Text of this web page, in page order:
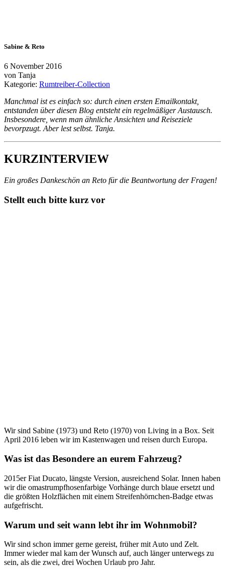
Sabine & Reto
6 November 2016
von Tanja
Kategorie: Rumtreiber-Collection
Manchmal ist es einfach so: durch einen ersten Emailkontakt,
entstanden über diesen Blog entsteht ein regelmäßiger Austausch.
Insbesondere, wenn man ähnliche Ansichten und Reiseziele
bevorpzugt. Aber lest selbst. Tanja.
KURZINTERVIEW
Ein großes Dankeschön an Reto für die Beantwortung der Fragen!
Stellt euch bitte kurz vor
Wir sind Sabine (1973) und Reto (1970) von Living in a Box. Seit
April 2016 leben wir im Kastenwagen und reisen durch Europa.
Was ist das Besondere an eurem Fahrzeug?
2015er Fiat Ducato, längste Version, ausreichend Solar. Innen haben
wir die omastrumpfhosenfarbige Vorhänge durch blaue ersetzt und
die größten Holzflächen mit einem Streifenhörnchen-Badge etwas
aufgefrischt.
Warum und seit wann lebt ihr im Wohnmobil?
Wir sind schon immer gerne gereist, früher mit Auto und Zelt.
Immer wieder mal kam der Wunsch auf, auch länger unterwegs zu
sein, als die zwei, drei Wochen Urlaub pro Jahr.